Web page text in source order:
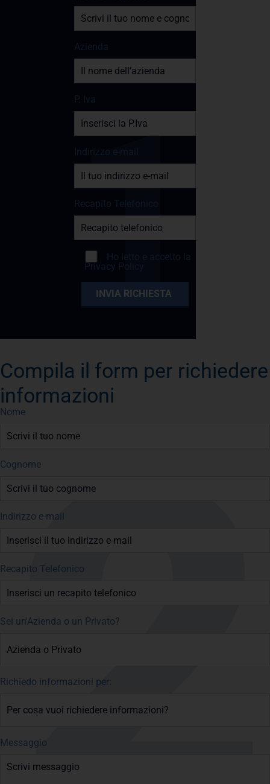
Azienda
P. Iva
Indirizzo e-mail
Recapito Telefonico
Ho letto e accetto la
Privacy Policy
Compila il form per richiedere
informazioni
Nome
Cognome
Indirizzo e-mail
Recapito Telefonico
Sei un'Azienda o un Privato?
Richiedo informazioni per:
Messaggio